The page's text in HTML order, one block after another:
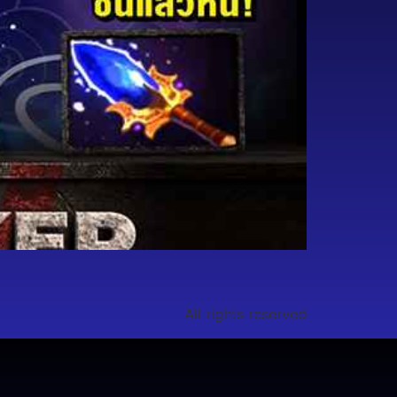
All rights reserved